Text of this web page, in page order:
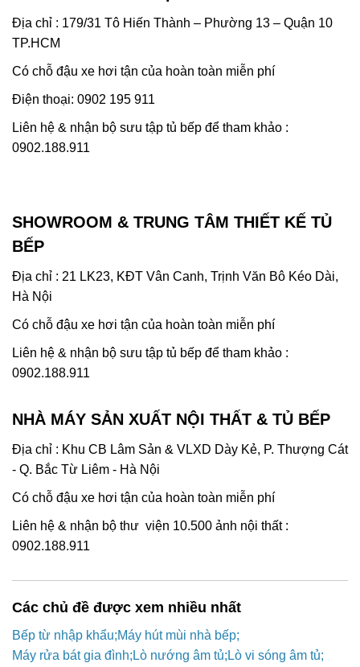
Địa chỉ : 179/31 Tô Hiến Thành – Phường 13 – Quận 10
TP.HCM
Có chỗ đậu xe hơi tận của hoàn toàn miễn phí
Điện thoại: 0902 195 911
Liên hệ & nhận bộ sưu tập tủ bếp để tham khảo :
0902.188.911
SHOWROOM & TRUNG TÂM THIẾT KẾ TỦ
BẾP
Địa chỉ : 21 LK23, KĐT Vân Canh, Trịnh Văn Bô Kéo Dài,
Hà Nội
Có chỗ đậu xe hơi tận của hoàn toàn miễn phí
Liên hệ & nhận bộ sưu tập tủ bếp để tham khảo :
0902.188.911
NHÀ MÁY SẢN XUẤT NỘI THẤT & TỦ BẾP
Địa chỉ : Khu CB Lâm Sản & VLXD Dày Kẻ, P. Thượng Cát
- Q. Bắc Từ Liêm - Hà Nội
Có chỗ đậu xe hơi tận của hoàn toàn miễn phí
Liên hệ & nhận bộ thư viện 10.500 ảnh nội thất :
0902.188.911
Các chủ đề được xem nhiều nhất
Bếp từ nhập khẩu Máy hút mùi nhà bếp
Máy rửa bát gia đình Lò nướng âm tủ Lò vi sóng âm tủ